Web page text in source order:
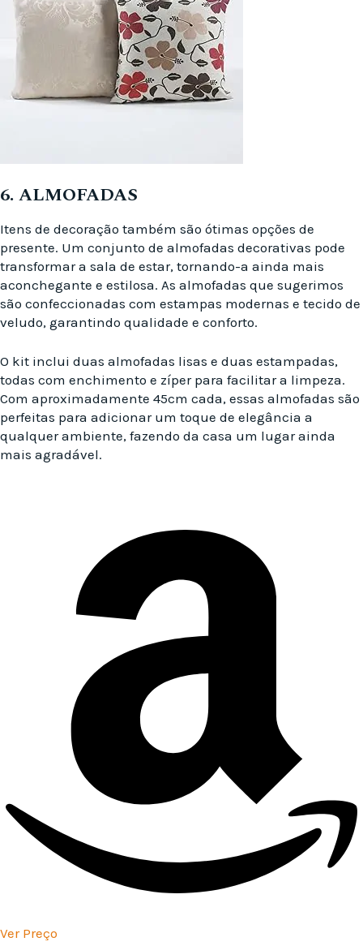
6. ALMOFADAS
Itens de decoração também são ótimas opções de
presente. Um conjunto de almofadas decorativas pode
transformar a sala de estar, tornando-a ainda mais
aconchegante e estilosa. As almofadas que sugerimos
são confeccionadas com estampas modernas e tecido de
veludo, garantindo qualidade e conforto.
O kit inclui duas almofadas lisas e duas estampadas,
todas com enchimento e zíper para facilitar a limpeza.
Com aproximadamente 45cm cada, essas almofadas são
perfeitas para adicionar um toque de elegância a
qualquer ambiente, fazendo da casa um lugar ainda
mais agradável.
Ver Preço